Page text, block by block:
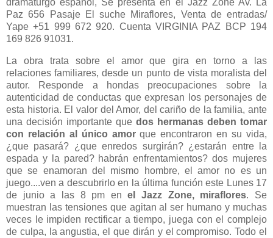
dramaturgo español, Se presenta en el Jazz Zone Av. La
Paz 656 Pasaje El suche Miraflores, Venta de entradas/
Yape +51 999 672 920. Cuenta VIRGINIA PAZ BCP 194
169 826 91031.
La obra trata sobre el amor que gira en torno a las
relaciones familiares, desde un punto de vista moralista del
autor. Responde a hondas preocupaciones sobre la
autenticidad de conductas que expresan los personajes de
esta historia. El valor del Amor, del cariño de la familia, ante
una decisión importante que dos hermanas deben tomar
con relación al único amorque encontraron en su vida,
¿que pasará? ¿que enredos surgirán? ¿estarán entre la
espada y la pared? habrán enfrentamientos? dos mujeres
que se enamoran del mismo hombre, el amor no es un
juego....ven a descubrirlo en la última función este Lunes 17
de junio a las 8 pm enel Jazz Zone, miraflores. Se
muestran las tensiones que agitan al ser humano y muchas
veces le impiden rectificar a tiempo, juega con el complejo
de culpa, la angustia, el que dirán y el compromiso. Todo el